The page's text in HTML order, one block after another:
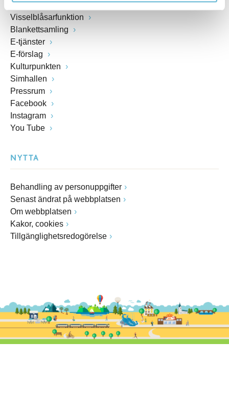
Felanmälan
Visselblåsarfunktion
Blankettsamling
E-tjänster
E-förslag
Kulturpunkten
Simhallen
Pressrum
Facebook
Instagram
You Tube
NYTTA
Behandling av personuppgifter
Senast ändrat på webbplatsen
Om webbplatsen
Kakor, cookies
Tillgänglighetsredogörelse